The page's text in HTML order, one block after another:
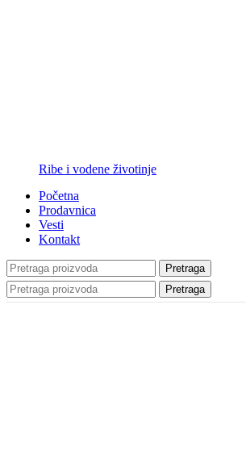
Ribe i vodene životinje
Početna
Prodavnica
Vesti
Kontakt
Pretraga
Pretraga